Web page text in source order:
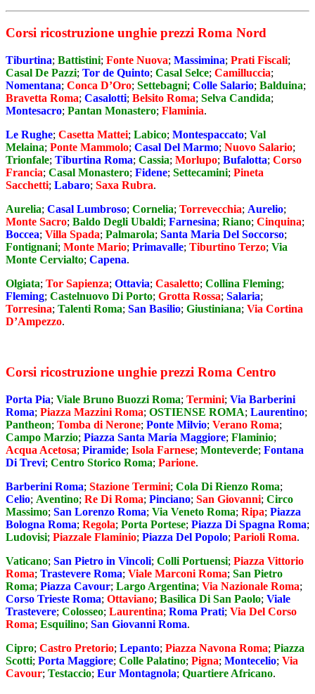
Corsi ricostruzione unghie prezzi Roma Nord
Tiburtina; Battistini; Fonte Nuova; Massimina; Prati Fiscali;
Casal De Pazzi; Tor de Quinto; Casal Selce; Camilluccia;
Nomentana; Conca D’Oro; Settebagni; Colle Salario; Balduina;
Bravetta Roma; Casalotti; Belsito Roma; Selva Candida;
Montesacro; Pantan Monastero; Flaminia.
Le Rughe; Casetta Mattei; Labico; Montespaccato; Val
Melaina; Ponte Mammolo; Casal Del Marmo; Nuovo Salario;
Trionfale; Tiburtina Roma; Cassia; Morlupo; Bufalotta; Corso
Francia; Casal Monastero; Fidene; Settecamini; Pineta
Sacchetti; Labaro; Saxa Rubra.
Aurelia; Casal Lumbroso; Cornelia; Torrevecchia; Aurelio;
Monte Sacro; Baldo Degli Ubaldi; Farnesina; Riano; Cinquina;
Boccea; Villa Spada; Palmarola; Santa Maria Del Soccorso;
Fontignani; Monte Mario; Primavalle; Tiburtino Terzo; Via
Monte Cervialto; Capena.
Olgiata; Tor Sapienza; Ottavia; Casaletto; Collina Fleming;
Fleming; Castelnuovo Di Porto; Grotta Rossa; Salaria;
Torresina; Talenti Roma; San Basilio; Giustiniana; Via Cortina
D’Ampezzo.
Corsi ricostruzione unghie prezzi Roma Centro
Porta Pia; Viale Bruno Buozzi Roma; Termini; Via Barberini
Roma; Piazza Mazzini Roma; OSTIENSE ROMA; Laurentino;
Pantheon; Tomba di Nerone; Ponte Milvio; Verano Roma;
Campo Marzio; Piazza Santa Maria Maggiore; Flaminio;
Acqua Acetosa; Piramide; Isola Farnese; Monteverde; Fontana
Di Trevi; Centro Storico Roma; Parione.
Barberini Roma; Stazione Termini; Cola Di Rienzo Roma;
Celio; Aventino; Re Di Roma; Pinciano; San Giovanni; Circo
Massimo; San Lorenzo Roma; Via Veneto Roma; Ripa; Piazza
Bologna Roma; Regola; Porta Portese; Piazza Di Spagna Roma;
Ludovisi; Piazzale Flaminio; Piazza Del Popolo; Parioli Roma.
Vaticano; San Pietro in Vincoli; Colli Portuensi; Piazza Vittorio
Roma; Trastevere Roma; Viale Marconi Roma; San Pietro
Roma; Piazza Cavour; Largo Argentina; Via Nazionale Roma;
Corso Trieste Roma; Ottaviano; Basilica Di San Paolo; Viale
Trastevere; Colosseo; Laurentina; Roma Prati; Via Del Corso
Roma; Esquilino; San Giovanni Roma.
Cipro; Castro Pretorio; Lepanto; Piazza Navona Roma; Piazza
Scotti; Porta Maggiore; Colle Palatino; Pigna; Montecelio; Via
Cavour; Testaccio; Eur Montagnola; Quartiere Africano.